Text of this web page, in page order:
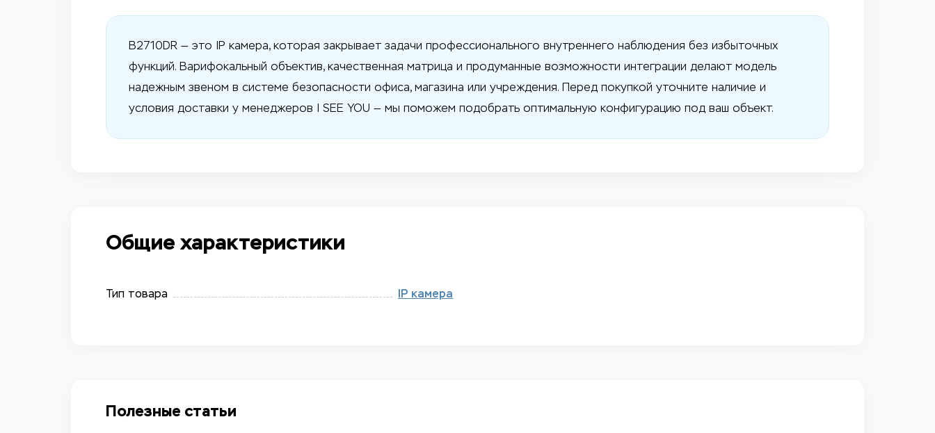
B2710DR — это IP камера, которая закрывает задачи профессионального внутреннего наблюдения без избыточных
функций. Варифокальный объектив, качественная матрица и продуманные возможности интеграции делают модель
надежным звеном в системе безопасности офиса, магазина или учреждения. Перед покупкой уточните наличие и
условия доставки у менеджеров I SEE YOU — мы поможем подобрать оптимальную конфигурацию под ваш объект.
Общие характеристики
Тип товара IP камера
Полезные статьи